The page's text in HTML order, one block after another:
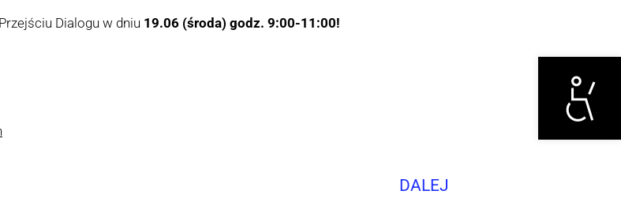
Otwórz
Dialogu w dniu 19.06 (środa) godz. 9:00-11:00!
DALEJ